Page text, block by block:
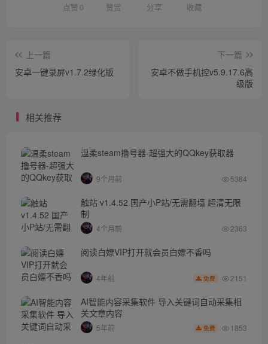
点赞 0 赞赏 分享 收藏
上一篇
安卓一键录屏v1.7.2绿化版
下一篇
安卓不做手机控v5.9.17.6高
级版
相关推荐
温柔steam撸号器-超强大的QQkey获取器
9个月前 5384
触站 v1.4.52 国产小P站/无需翻墙 超清无限
制
4个月前 2363
阅读白嫖VIP打开就会员白嫖不香吗
4年前 免费 2151
AI智能内容采集软件 导入关键词自动采集相
关文章内容
5年前 免费 1853